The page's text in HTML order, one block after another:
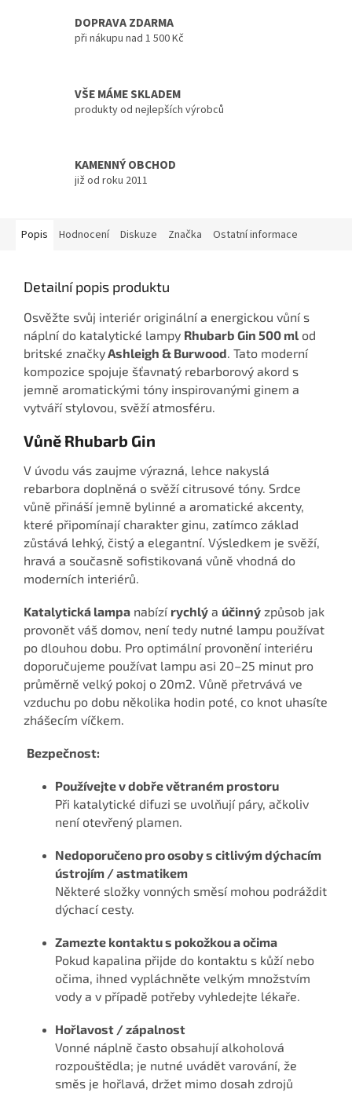
DOPRAVA ZDARMA
při nákupu nad 1 500 Kč
VŠE MÁME SKLADEM
produkty od nejlepších výrobců
KAMENNÝ OBCHOD
již od roku 2011
Popis Hodnocení Diskuze Značka Ostatní informace
Detailní popis produktu
Osvěžte svůj interiér originální a energickou vůní s
náplní do katalytické lampy Rhubarb Gin 500 ml od
britské značkyAshleigh & Burwood . Tato moderní
kompozice spojuje šťavnatý rebarborový akord s
jemně aromatickými tóny inspirovanými ginem a
vytváří stylovou, svěží atmosféru.
Vůně Rhubarb Gin
V úvodu vás zaujme výrazná, lehce nakyslá
rebarbora doplněná o svěží citrusové tóny. Srdce
vůně přináší jemně bylinné a aromatické akcenty,
které připomínají charakter ginu, zatímco základ
zůstává lehký, čistý a elegantní. Výsledkem je svěží,
hravá a současně sofistikovaná vůně vhodná do
moderních interiérů.
Katalytická lampa nabízí rychlý a účinný způsob jak
provonět váš domov, není tedy nutné lampu používat
po dlouhou dobu. Pro optimální provonění interiéru
doporučujeme používat lampu asi 20–25 minut pro
průměrně velký pokoj o 20m2. Vůně přetrvává ve
vzduchu po dobu několika hodin poté, co knot uhasíte
zhášecím víčkem.
Bezpečnost:
Používejte v dobře větraném prostoru
Při katalytické difuzi se uvolňují páry, ačkoliv
není otevřený plamen.
Nedoporučeno pro osoby s citlivým dýchacím
ústrojím / astmatikem
Některé složky vonných směsí mohou podráždit
dýchací cesty.
Zamezte kontaktu s pokožkou a očima
Pokud kapalina přijde do kontaktu s kůží nebo
očima, ihned vypláchněte velkým množstvím
vody a v případě potřeby vyhledejte lékaře.
Hořlavost / zápalnost
Vonné náplně často obsahují alkoholová
rozpouštědla; je nutné uvádět varování, že
směs je hořlavá, držet mimo dosah zdrojů